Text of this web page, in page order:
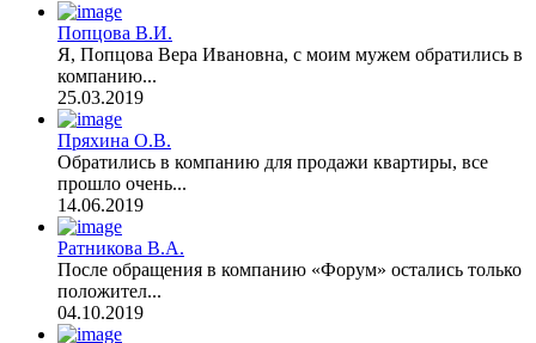
Попцова В.И.
Я, Попцова Вера Ивановна, с моим мужем обратились в
компанию...
25.03.2019
Пряхина О.В.
Обратились в компанию для продажи квартиры, все
прошло очень...
14.06.2019
Ратникова В.А.
После обращения в компанию «Форум» остались только
положител...
04.10.2019